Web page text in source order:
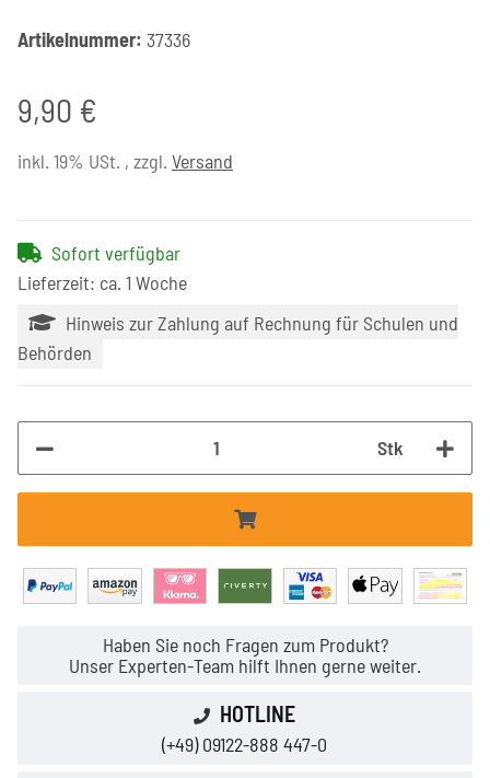
Artikelnummer: 37336
9,90 €
inkl. 19% USt. , zzgl. Versand
Sofort verfügbar
Lieferzeit: ca. 1 Woche
Hinweis zur Zahlung auf Rechnung für Schulen und
Behörden
Stk
Haben Sie noch Fragen zum Produkt?
Unser Experten-Team hilft Ihnen gerne weiter.
HOTLINE
(+49) 09122-888 447-0